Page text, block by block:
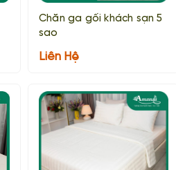
Chăn ga gối khách sạn 5
sao
Liên Hệ